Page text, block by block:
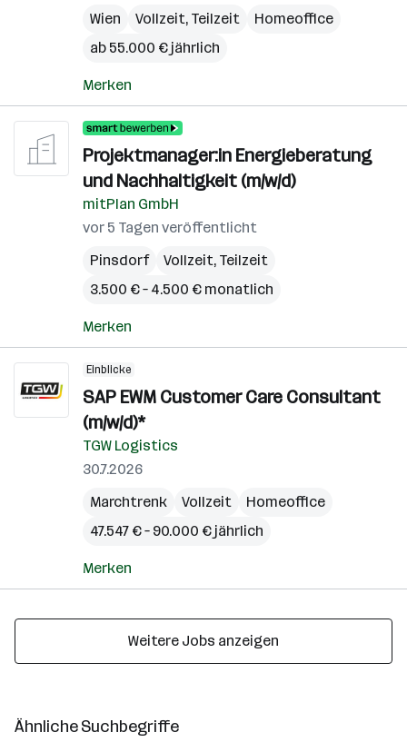
Wien
Vollzeit, Teilzeit
Homeoffice
ab 55.000 € jährlich
Merken
Projektmanager:in Energieberatung
und Nachhaltigkeit (m/w/d)
mitPlan GmbH
vor 5 Tagen veröffentlicht
Pinsdorf
Vollzeit, Teilzeit
3.500 € – 4.500 € monatlich
Merken
Einblicke
SAP EWM Customer Care Consultant
(m/w/d)*
TGW Logistics
30.7.2026
Marchtrenk
Vollzeit
Homeoffice
47.547 € – 90.000 € jährlich
Merken
Weitere Jobs anzeigen
Ähnliche Suchbegriffe